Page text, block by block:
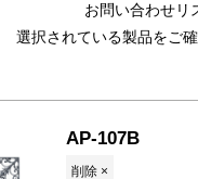
お問い合わせリ
選択されている製品をご
AP-107B
削除 ×